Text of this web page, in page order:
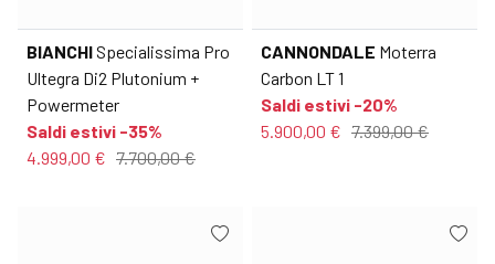
BIANCHISpecialissima Pro
Ultegra Di2 Plutonium +
Powermeter
Saldi estivi -35%
4.999,00 € 7.700,00 €
CANNONDALE Moterra
Carbon LT 1
Saldi estivi -20%
5.900,00 € 7.399,00 €